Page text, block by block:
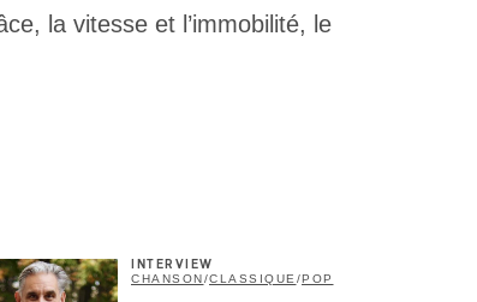
la vitesse et l’immobilité, le
INTERVIEW
CHANSON/CLASSIQUE /POP